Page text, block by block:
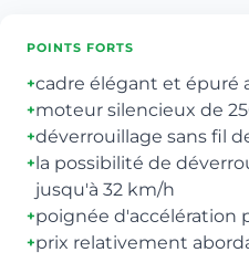
POINTS FORTS
+cadre élégant et épuré
+moteur silencieux de
+déverrouillage sans fil
+la possibilité de
jusqu'à 32 km/h
+poignée d'accélération
+prix relativement